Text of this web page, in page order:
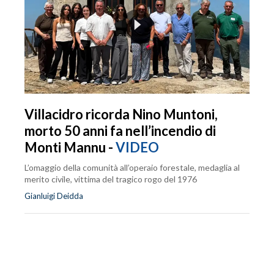
Villacidro ricorda Nino Muntoni,
morto 50 anni fa nell’incendio di
Monti Mannu -VIDEO
L’omaggio della comunità all’operaio forestale, medaglia al
merito civile, vittima del tragico rogo del 1976
Gianluigi Deidda